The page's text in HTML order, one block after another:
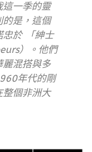
這一季的靈
的是，這個
忠於 「紳士
）。他們
麗混搭與多
年代的剛
整個非洲大